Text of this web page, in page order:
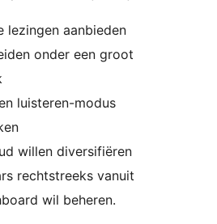
lezingen aanbieden
onder een groot
luisteren-modus
willen diversifiëren
rechtstreeks vanuit
wil beheren.